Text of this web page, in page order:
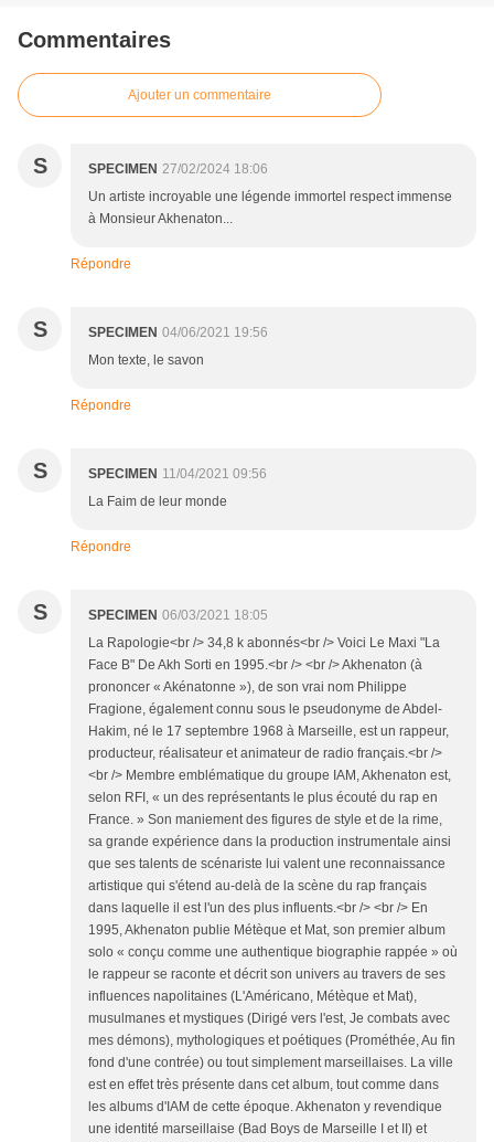
Commentaires
Ajouter un commentaire
S SPECIMEN 27/02/2024 18:06
Un artiste incroyable une légende immortel respect immense
à Monsieur Akhenaton...
Répondre
S SPECIMEN 04/06/2021 19:56
Mon texte, le savon
Répondre
S SPECIMEN 11/04/2021 09:56
La Faim de leur monde
Répondre
S SPECIMEN 06/03/2021 18:05
La Rapologie<br /> 34,8 k abonnés<br /> Voici Le Maxi "La
Face B" De Akh Sorti en 1995.<br /> <br /> Akhenaton (à
prononcer « Akénatonne »), de son vrai nom Philippe
Fragione, également connu sous le pseudonyme de Abdel-
Hakim, né le 17 septembre 1968 à Marseille, est un rappeur,
producteur, réalisateur et animateur de radio français.<br />
<br /> Membre emblématique du groupe IAM, Akhenaton est,
selon RFI, « un des représentants le plus écouté du rap en
France. » Son maniement des figures de style et de la rime,
sa grande expérience dans la production instrumentale ainsi
que ses talents de scénariste lui valent une reconnaissance
artistique qui s'étend au-delà de la scène du rap français
dans laquelle il est l'un des plus influents.<br /> <br /> En
1995, Akhenaton publie Métèque et Mat, son premier album
solo « conçu comme une authentique biographie rappée » où
le rappeur se raconte et décrit son univers au travers de ses
influences napolitaines (L'Américano, Métèque et Mat),
musulmanes et mystiques (Dirigé vers l'est, Je combats avec
mes démons), mythologiques et poétiques (Prométhée, Au fin
fond d'une contrée) ou tout simplement marseillaises. La ville
est en effet très présente dans cet album, tout comme dans
les albums d'IAM de cette époque. Akhenaton y revendique
une identité marseillaise (Bad Boys de Marseille I et II) et